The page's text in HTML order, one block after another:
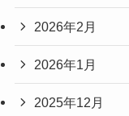
2026年2月
2026年1月
2025年12月